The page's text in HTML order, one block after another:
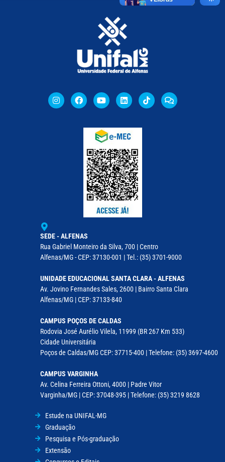
SEDE - ALFENAS
Rua Gabriel Monteiro da Silva, 700 | Centro
Alfenas/MG - CEP: 37130-001 | Tel.: (35) 3701-9000
UNIDADE EDUCACIONAL SANTA CLARA - ALFENAS
Av. Jovino Fernandes Sales, 2600 | Bairro Santa Clara
Alfenas/MG | CEP: 37133-840
CAMPUS POÇOS DE CALDAS
Rodovia José Aurélio Vilela, 11999 (BR 267 Km 533)
Cidade Universitária
Poços de Caldas/MG CEP: 37715-400 | Telefone: (35) 3697-4600
CAMPUS VARGINHA
Av. Celina Ferreira Ottoni, 4000 | Padre Vitor
Varginha/MG | CEP: 37048-395 | Telefone: (35) 3219 8628
Estude na UNIFAL-MG
Graduação
Pesquisa e Pós-graduação
Extensão